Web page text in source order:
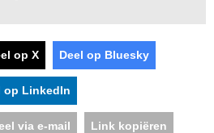
op X Deel op Bluesky
op LinkedIn
via e-mail Link kopiëren